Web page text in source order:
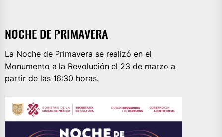
NOCHE DE PRIMAVERA
La Noche de Primavera se realizó en el
Monumento a la Revolución el 23 de marzo a
partir de las 16:30 horas.